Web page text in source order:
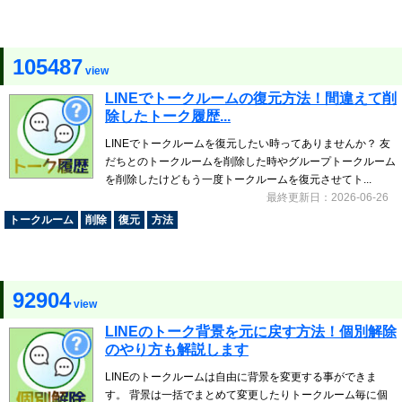
105487 view
LINEでトークルームの復元方法！間違えて削
除したトーク履歴...
LINEでトークルームを復元したい時ってありませんか？ 友
だちとのトークルームを削除した時やグループトークルーム
を削除したけどもう一度トークルームを復元させてト...
最終更新日：2026-06-26
トークルーム
削除 復元 方法
92904view
LINEのトーク背景を元に戻す方法！個別解除
のやり方も解説します
LINEのトークルームは自由に背景を変更する事ができま
す。 背景は一括でまとめて変更したりトークルーム毎に個